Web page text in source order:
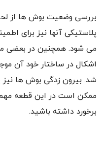
بررسی وضعیت بوش ها از
پلاستیکی آنها نیز برای
می شود. همچنین در بعضی
اشکال در ساختار خود آن
شد. بیرون زدگی بوش ها نیز
ممکن است در این قطعه
برخورد داشته باشید.